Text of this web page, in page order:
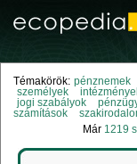
Témakörök: pénznemek
személyek
jogi szabályok
számítások
Már 1219